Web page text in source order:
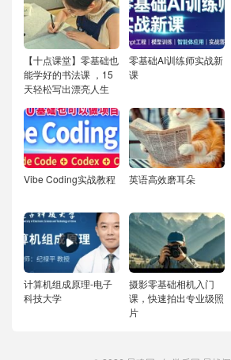
【十点课堂】零基础也
能学好的书法课 ，15
天轻松写出漂亮人生
零基础AI训练师实战新
课
Vibe Coding实战教程 英语高效磨耳朵
计算机组成原理-电子
科技大学
摄影零基础相机入门
课，快速拍出专业级照
片